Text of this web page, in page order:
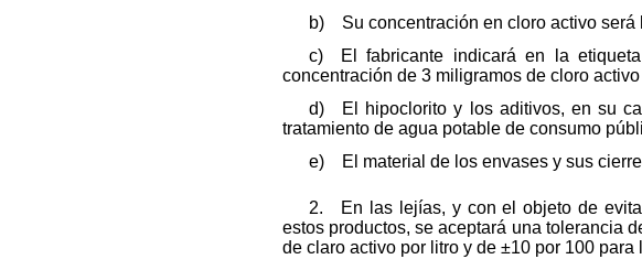
b) Su concentración en cloro activo será
c) El fabricante indicará en la
concentración de 3 miligramos de cloro
d) El hipoclorito y los aditivos, en su
tratamiento de agua potable de consumo
e) El material de los envases y sus
2. En las lejías, y con el objeto de
estos productos, se aceptará una tolerancia
de claro activo por litro y de ±10 por 100